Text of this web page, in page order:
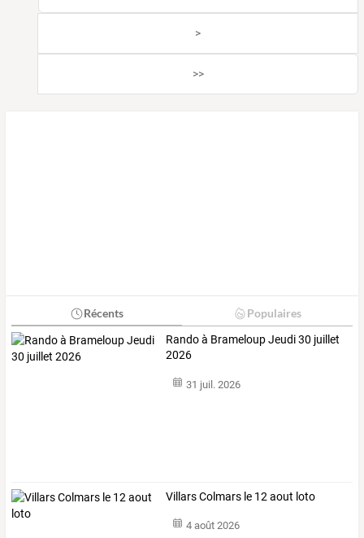
>
>>
Récents Populaires
Rando à Brameloup Jeudi 30 juillet
2026
31 juil. 2026
Villars Colmars le 12 aout loto
4 août 2026